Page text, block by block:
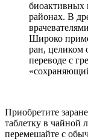
биоактивных
районах. В
Широко
ран, целиком
переводе с
Приобретите
таблетку в чайной
перемешайте с